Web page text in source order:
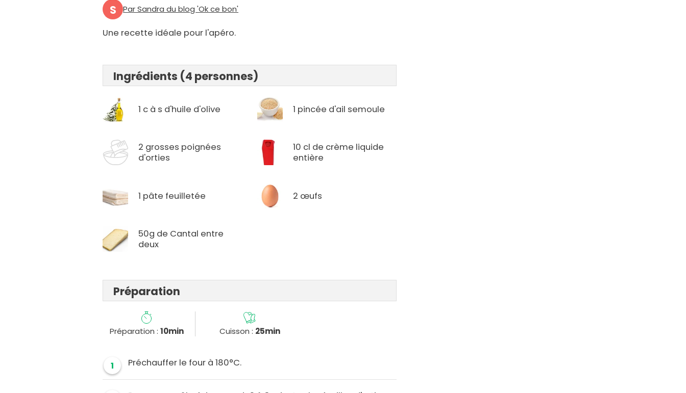
S Par Sandra du blog 'Ok ce bon'
Une recette idéale pour l'apéro.
Ingrédients (4 personnes)
1 c à s d'huile d'olive 1 pincée d'ail semoule
2 grosses poignées
d'orties
10 cl de crème liquide
entière
1 pâte feuilletée 2 œufs
50g de Cantal entre
deux
Préparation
Préparation : 10min Cuisson : 25min
1 Préchauffer le four à 180°C.